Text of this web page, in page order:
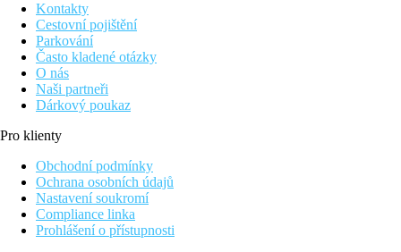
Kontakty
Cestovní pojištění
Parkování
Často kladené otázky
O nás
Naši partneři
Dárkový poukaz
Pro klienty
Obchodní podmínky
Ochrana osobních údajů
Nastavení soukromí
Compliance linka
Prohlášení o přístupnosti